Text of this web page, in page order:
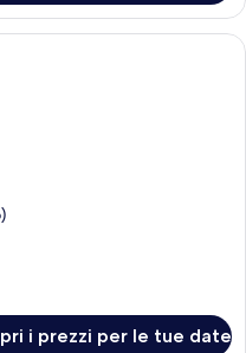
d'albergo moderna con un
i prezzi per le tue date